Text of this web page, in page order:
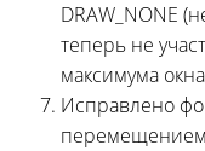
DRAW_NONE
теперь не
максимума
Исправлено